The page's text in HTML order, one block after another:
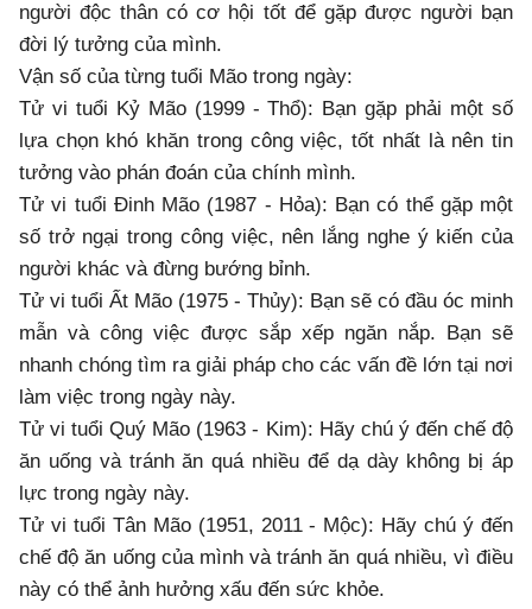
người độc thân có cơ hội tốt để gặp được người bạn
đời lý tưởng của mình.
Vận số của từng tuổi Mão trong ngày:
Tử vi tuổi Kỷ Mão (1999 - Thổ): Bạn gặp phải một số
lựa chọn khó khăn trong công việc, tốt nhất là nên tin
tưởng vào phán đoán của chính mình.
Tử vi tuổi Đinh Mão (1987 - Hỏa): Bạn có thể gặp một
số trở ngại trong công việc, nên lắng nghe ý kiến ​​của
người khác và đừng bướng bỉnh.
Tử vi tuổi Ất Mão (1975 - Thủy): Bạn sẽ có đầu óc minh
mẫn và công việc được sắp xếp ngăn nắp. Bạn sẽ
nhanh chóng tìm ra giải pháp cho các vấn đề lớn tại nơi
làm việc trong ngày này.
Tử vi tuổi Quý Mão (1963 - Kim): Hãy chú ý đến chế độ
ăn uống và tránh ăn quá nhiều để dạ dày không bị áp
lực trong ngày này.
Tử vi tuổi Tân Mão (1951, 2011 - Mộc): Hãy chú ý đến
chế độ ăn uống của mình và tránh ăn quá nhiều, vì điều
này có thể ảnh hưởng xấu đến sức khỏe.